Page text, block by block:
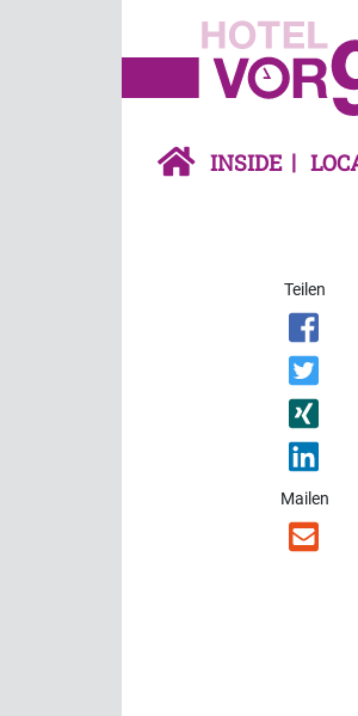
INSIDE
Teilen
Mailen